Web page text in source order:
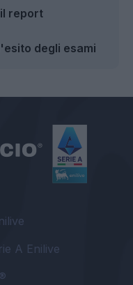
report
degli esami
A Enilive